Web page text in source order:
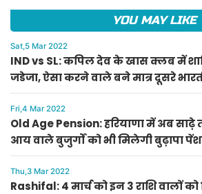
YOU MAY LIKE
Sat,5 Mar 2022
IND vs SL: कपिल देव के खास क्लब में
जडेजा, ऐसा करने वाले बने मात्र दूसरे
Fri,4 Mar 2022
Old Age Pension: हरियाणा में अब साढ़े
आय वाले बुजुर्गों को भी मिलेगी बुढ़ापा
लाल का ऐलान
Thu,3 Mar 2022
Rashifal: 4 मार्च को इन 3 राशि वालों